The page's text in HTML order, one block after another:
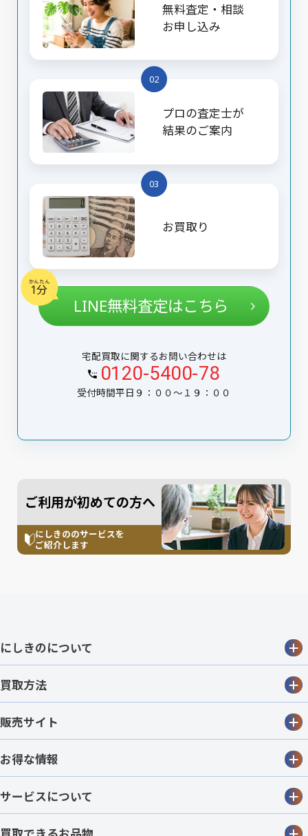
無料査定・相談
お申し込み
02
プロの査定士が
結果のご案内
03
お買取り
かんたん
1分
LINE無料査定はこちら
宅配買取に関するお問い合わせは
0120-5400-78
受付時間平日９：００〜１９：００
ご利用が初めての方へ
にしきののサービスを
ご紹介します
にしきのについて
買取方法
販売サイト
お得な情報
サービスについて